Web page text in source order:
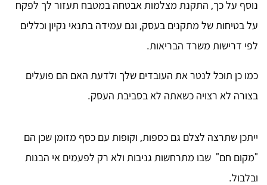
נוסף על כך, התקנת מצלמות אבטחה במטבח תעזור לך לפקח
על בטיחות של מתקנים בעסק, וגם עמידה בתנאי נקיון וכללים
לפי דרישות משרד הבריאות.
כמו כן תוכל לנטר את העובדים שלך ולדעת האם הם פועלים
בצורה לא רצויה כשאתה לא בסביבת העסק.
ייתכן שתרצה לצלם גם כספות, וקופות עם כסף מזומן שכן הם
"מקום חם" שבו מתרחשות גניבות ולא רק לפעמים אי הבנות
ובלבול.